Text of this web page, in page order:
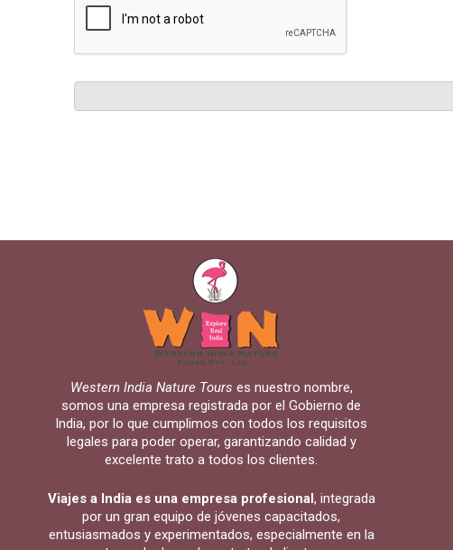
Western India Nature Tours es nuestro nombre,
somos una empresa registrada por el Gobierno de
India, por lo que cumplimos con todos los requisitos
legales para poder operar, garantizando calidad y
excelente trato a todos los clientes.
Viajes a India es una empresa profesional, integrada
por un gran equipo de jóvenes capacitados,
entusiasmados y experimentados, especialmente en la